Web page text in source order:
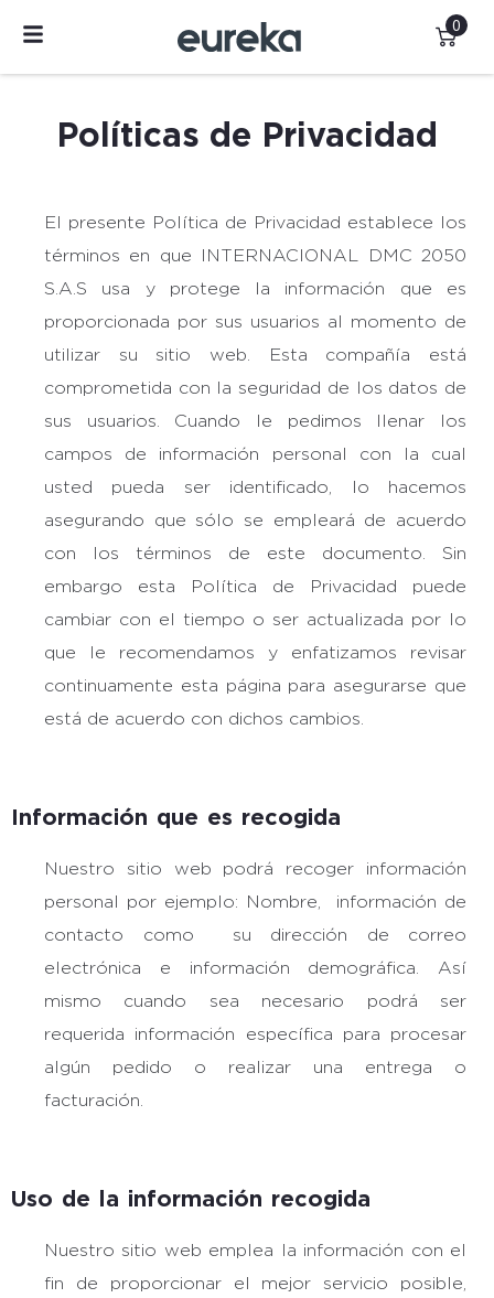
0
Políticas de Privacidad
El presente Política de Privacidad establece los
términos en que INTERNACIONAL DMC 2050
S.A.S usa y protege la información que es
proporcionada por sus usuarios al momento de
utilizar su sitio web. Esta compañía está
comprometida con la seguridad de los datos de
sus usuarios. Cuando le pedimos llenar los
campos de información personal con la cual
usted pueda ser identificado, lo hacemos
asegurando que sólo se empleará de acuerdo
con los términos de este documento. Sin
embargo esta Política de Privacidad puede
cambiar con el tiempo o ser actualizada por lo
que le recomendamos y enfatizamos revisar
continuamente esta página para asegurarse que
está de acuerdo con dichos cambios.
Información que es recogida
Nuestro sitio web podrá recoger información
personal por ejemplo: Nombre, información de
contacto como su dirección de correo
electrónica e información demográfica. Así
mismo cuando sea necesario podrá ser
requerida información específica para procesar
algún pedido o realizar una entrega o
facturación.
Uso de la información recogida
Nuestro sitio web emplea la información con el
fin de proporcionar el mejor servicio posible,